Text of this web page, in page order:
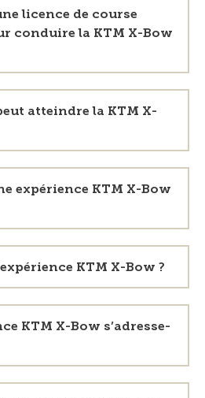
licence de course
conduire la KTM X-Bow
atteindre la KTM X-
expérience KTM X-Bow
KTM X-Bow ?
KTM X-Bow s’adresse-